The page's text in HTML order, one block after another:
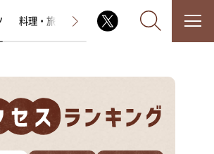
るみ・岡村の過ぎるTV
料理・旅 ラジオ番組 その他